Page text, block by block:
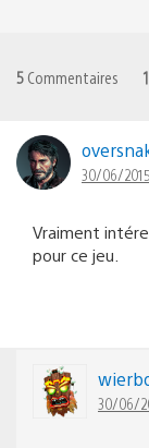
5 Commentaires 1
30/06/
Vraiment
pour ce jeu.
30/06/